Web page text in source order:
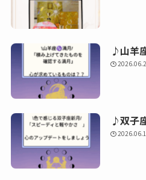
♪山羊
♪双子